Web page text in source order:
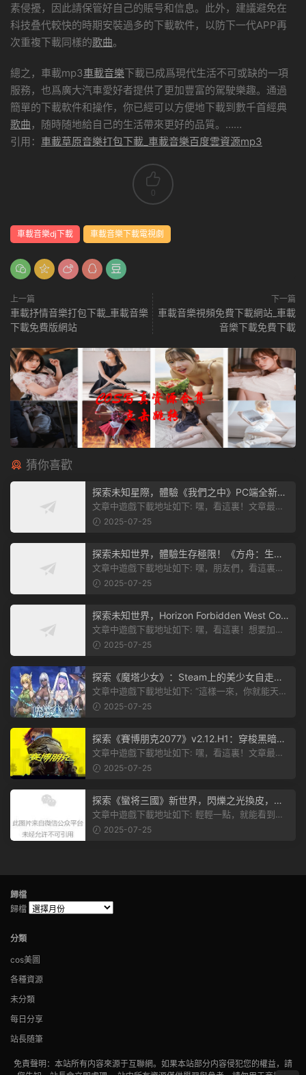
素侵擾，因此請保管好自己的賬号和信息。此外，建議避免在
科技叠代較快的時期安裝過多的下載軟件，以防下一代APP再
次重複下載同樣的歌曲。
總之，車載mp3車載音樂下載已成爲現代生活不可或缺的一項
服務，也爲廣大汽車愛好者提供了更加豐富的駕駛樂趣。通過
簡單的下載軟件和操作，你已經可以方便地下載到數千首經典
歌曲 ，随時随地給自己的生活帶來更好的品質。……
引用： 車載草原音樂打包下載_車載音樂百度雲資源mp3
0
車載音樂dj下載 車載音樂下載電視劇
上一篇
車載抒情音樂打包下載_車載音樂
下載免費版網站
下一篇
車載音樂視頻免費下載網站_車載
音樂下載免費下載
猜你喜歡
探索未知星際，體驗《我們之中》PC端全新版
本
文章中遊戲下載地址如下: 嘿，看這裏！文章最後
有個圖片，點一下就能加入我們遊...
2025-07-25
探索未知世界，體驗生存極限！《方舟：生存
飛升》v38.9中文版全新升級！
文章中遊戲下載地址如下: 嘿，朋友們，看這裏！
《方舟：生存飛升》這個遊戲超火...
2025-07-25
探索未知世界，Horizon Forbidden West Com
plete Edition正式發布！
文章中遊戲下載地址如下: 嘿，看這裏！想要加入
遊戲資源分享群，就點文章最後那...
2025-07-25
探索《魔塔少女》：Steam上的美少女自走
棋，戰鬥與策略的雙重盛宴！
文章中遊戲下載地址如下: “這樣一來，你就能天天
2025-07-25
探索《賽博朋克2077》v2.12.H1：穿梭黑暗都
市，感受未來世界的震撼
文章中遊戲下載地址如下: 嘿，看這裏！文章最後
有個圖片，點一下就能加入我們的...
2025-07-25
探索《蠻将三國》新世界，閃爍之光換皮，共
赴手遊盛宴！
文章中遊戲下載地址如下: 輕輕一點，就能看到原
文。 滑動一下屏幕，就能看到...
2025-07-25
歸檔
歸檔
分類
cos美圖
各種資源
未分類
每日分享
站長随筆
免責聲明：本站所有内容來源于互聯網。如果本站部分内容侵犯您的權益，請